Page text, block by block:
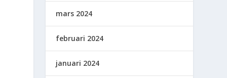
mars 2024
februari 2024
januari 2024